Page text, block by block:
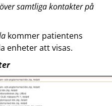
samtliga kontakter på
kommer patientens
enheter att visas.